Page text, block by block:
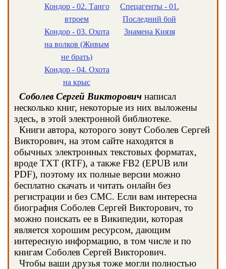
Кондор - 02. Танго
втроем
Кондор - 03. Охота
на волков (Живым
не брать)
Кондор - 04. Охота
на крыс
Спецагенты - 01.
Последний бой
Знамена Князя
Соболев Сергей Викторович написал
несколько книг, некоторые из них выложены
здесь, в этой электронной библиотеке.
Книги автора, которого зовут Соболев Сергей
Викторович, на этом сайте находятся в
обычных электронных текстовых форматах,
вроде TXT (RTF), а также FB2 (EPUB или
PDF), поэтому их полные версии можно
бесплатно скачать и читать онлайн без
регистрации и без СМС. Если вам интересна
биография Соболев Сергей Викторович, то
можно поискать ее в Википедии, которая
является хорошим ресурсом, дающим
интересную информацию, в том числе и по
книгам Соболев Сергей Викторович.
Чтобы ваши друзья тоже могли полностью